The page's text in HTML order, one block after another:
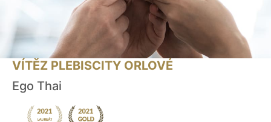
VÍTĚZ PLEBISCITY ORLOVÉ
Ego Thai